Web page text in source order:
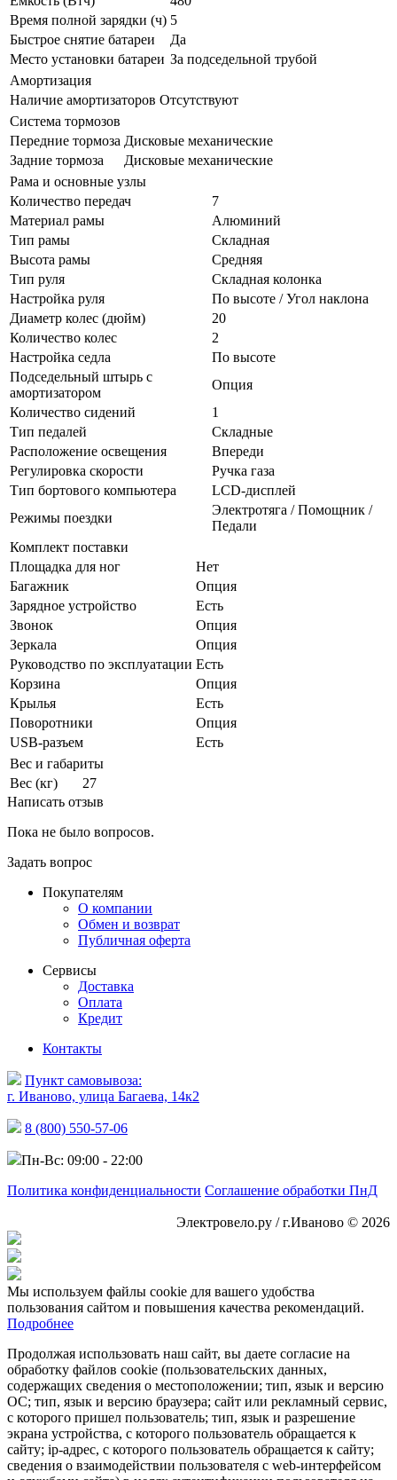
Время полной зарядки (ч) 5
Быстрое снятие батареи
Да
Место установки батареи За подседельной трубой
Амортизация
Наличие амортизаторов Отсутствуют
Система тормозов
Передние тормоза Дисковые механические
Задние тормоза
Дисковые механические
Рама и основные узлы
Количество передач
7
Материал рамы
Алюминий
Тип рамы
Складная
Высота рамы
Средняя
Тип руля
Складная колонка
Настройка руля
По высоте / Угол наклона
Диаметр колес (дюйм)
20
Количество колес
2
Настройка седла
По высоте
Подседельный штырь с
амортизатором
Опция
Количество сидений
1
Тип педалей
Складные
Расположение освещения
Впереди
Регулировка скорости
Ручка газа
Тип бортового компьютера
LCD-дисплей
Режимы поездки
Электротяга / Помощник /
Педали
Комплект поставки
Площадка для ног
Нет
Багажник
Опция
Зарядное устройство
Есть
Звонок
Опция
Зеркала
Опция
Руководство по эксплуатации Есть
Корзина
Опция
Крылья
Есть
Поворотники
Опция
USB-разъем
Есть
Вес и габариты
Вес (кг)
27
Написать отзыв
Пока не было вопросов.
Задать вопрос
Покупателям
О компании
Обмен и возврат
Публичная оферта
Сервисы
Доставка
Оплата
Кредит
Контакты
Пункт самовывоза:
г. Иваново, улица Багаева, 14к2
8 (800) 550-57-06
Пн-Вс: 09:00 - 22:00
Политика конфиденциальности Соглашение обработки ПнД
Электровело.ру / г.Иваново © 2026
Мы используем файлы cookie для вашего удобства
пользования сайтом и повышения качества рекомендаций.
Подробнее
Продолжая использовать наш сайт, вы даете согласие на
обработку файлов cookie (пользовательских данных,
содержащих сведения о местоположении; тип, язык и версию
ОС; тип, язык и версию браузера; сайт или рекламный сервис,
с которого пришел пользователь; тип, язык и разрешение
экрана устройства, с которого пользователь обращается к
сайту; ip-адрес, с которого пользователь обращается к сайту;
сведения о взаимодействии пользователя с web-интерфейсом